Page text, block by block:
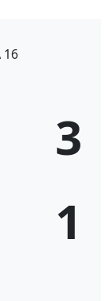
16
3
1